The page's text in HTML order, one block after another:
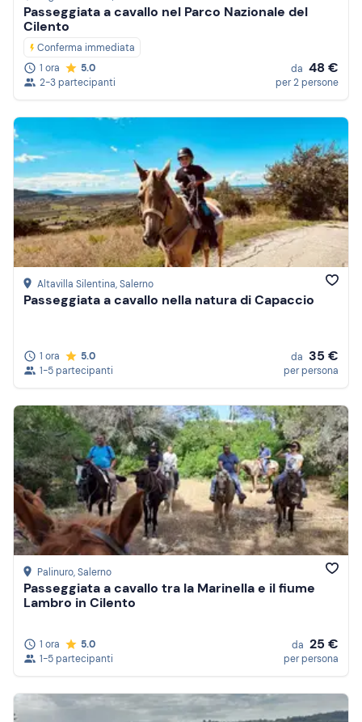
Passeggiata a cavallo nel Parco Nazionale del
Cilento
Conferma immediata
1 ora
5.0
2-3 partecipanti
da 48 €
per 2 persone
Altavilla Silentina, Salerno
Passeggiata a cavallo nella natura di Capaccio
1 ora
5.0
1-5 partecipanti
da 35 €
per persona
Palinuro, Salerno
Passeggiata a cavallo tra la Marinella e il fiume
Lambro in Cilento
1 ora
5.0
1-5 partecipanti
da 25 €
per persona